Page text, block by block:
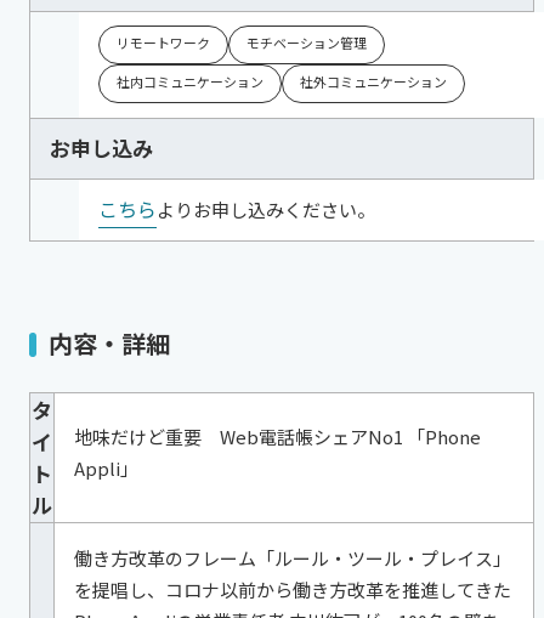
リモートワーク
モチベーション管理
社内コミュニケーション
社外コミュニケーション
お申し込み
こちらよりお申し込みください。
内容・詳細
タ
イ
ト
ル
地味だけど重要 Web電話帳シェアNo1 「Phone
Appli」
働き方改革のフレーム「ルール・ツール・プレイス」
を提唱し、コロナ以前から働き方改革を推進してきた